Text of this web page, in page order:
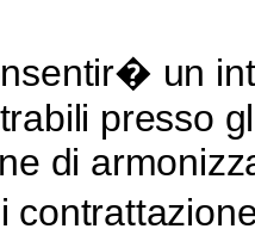
un
presso
di